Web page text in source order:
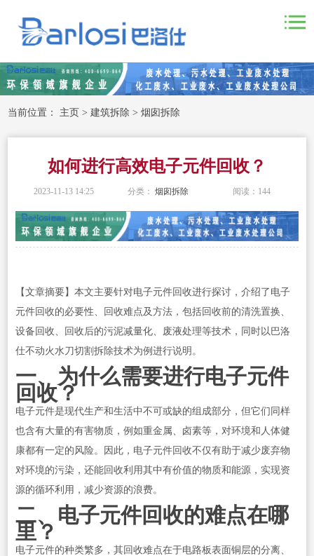
当前位置： 主页 >建筑拆除 >烟囱拆除
如何进行高效电子元件回收？
2023-11-13 14:25 分类：烟囱拆除 阅读： 144
【文章摘要】本文主要针对电子元件回收进行探讨，介绍了电子
元件回收的必要性、回收难点及方法，包括回收前的清洗置换、
设备回收、回收后的污泥减量化、废液处理等技术，同时以巴洛
仕不动火水刀切割拆除技术为例进行说明。
一、为什么需要进行电子元件
回收？
电子元件是现代生产和生活中不可或缺的组成部分，但它们同样
也含有大量的有害物质，例如重金属、卤素等，对环境和人体健
康都有一定的风险。因此，电子元件回收不仅有助于减少废弃物
对环境的污染，还能回收利用其中有价值的物质和能源，实现资
源的循环利用，减少资源的浪费。
二、电子元件回收的难点在哪
里？
电子元件的种类繁多，其回收难点在于电路板表面铜层的分离、